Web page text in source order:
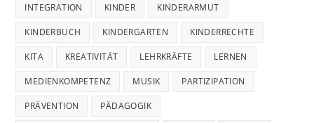
INTEGRATION KINDER KINDERARMUT
KINDERBUCH KINDERGARTEN KINDERRECHTE
KITA KREATIVITÄT LEHRKRÄFTE LERNEN
MEDIENKOMPETENZ MUSIK PARTIZIPATION
PRÄVENTION PÄDAGOGIK